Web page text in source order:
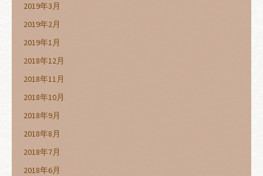
2019年3月
2019年2月
2019年1月
2018年12月
2018年11月
2018年10月
2018年9月
2018年8月
2018年7月
2018年6月